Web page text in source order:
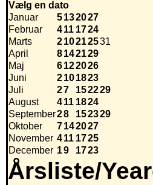
Vælg en dato
Januar
5132027
Februar
411 1724
Marts
210212531
April
8142129
Maj
6122026
Juni
2101823
Juli
27 152229
August
411 1824
September28 152329
Oktober
7142027
November 411 1725
December 19 1723
Årsliste/